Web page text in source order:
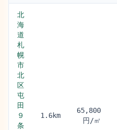
北
海
道
札
幌
市
北
区
屯
田
９
条
1.6km
65,800
円/㎡